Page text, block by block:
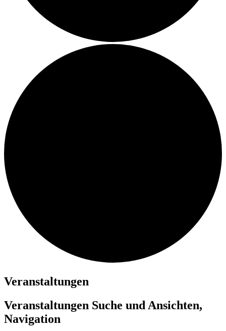
Veranstaltungen
Veranstaltungen Suche und Ansichten,
Navigation